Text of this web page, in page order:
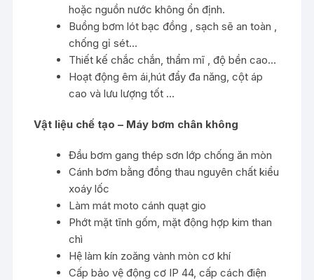
hoặc nguồn nước không ổn định.
Buồng bơm lót bạc đồng , sạch sẽ an toàn ,
chống gỉ sét…
Thiết kế chắc chắn, thẩm mĩ , độ bền cao…
Hoạt động êm ái,hút đẩy đa năng, cột áp
cao và lưu lượng tốt …
Vật liệu chế tạo – Máy bơm chân không
Đầu bơm gang thép sơn lớp chống ăn mòn
Cánh bơm bằng đồng thau nguyên chất kiểu
xoáy lốc
Làm mát moto cánh quạt gio
Phớt mặt tĩnh gốm, mặt động hợp kim than
chì
Hệ làm kín zoăng vành mòn cơ khí
Cấp bảo vệ động cơ IP 44, cấp cách điện